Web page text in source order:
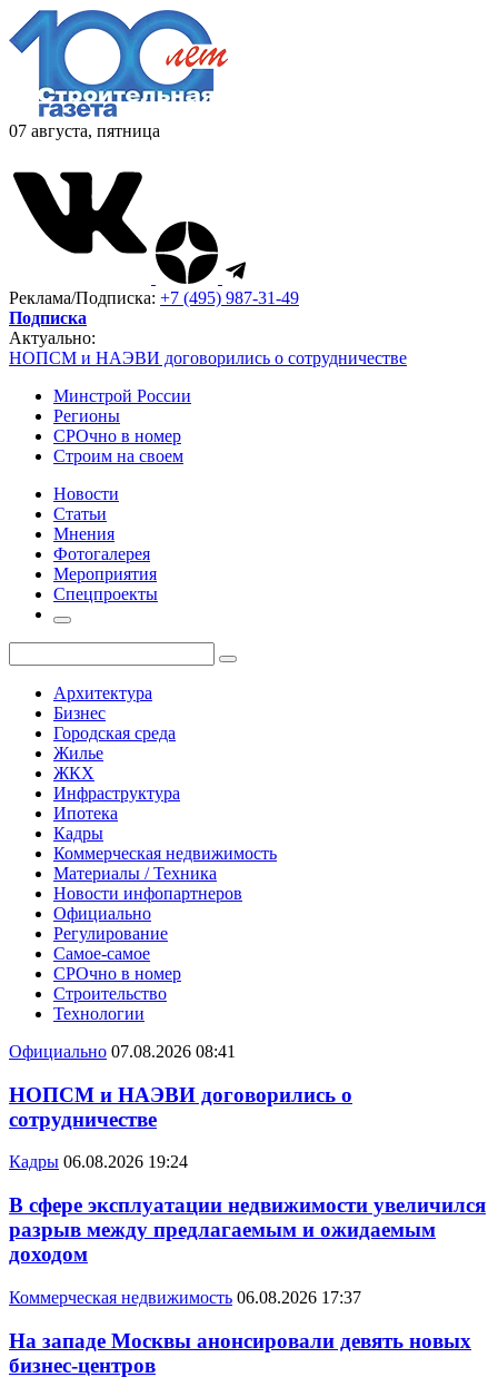
07 августа, пятница
Реклама/Подписка: +7 (495) 987-31-49
Подписка
Актуально:
НОПСМ и НАЭВИ договорились о сотрудничестве
Минстрой России
Регионы
СРОчно в номер
Строим на своем
Новости
Статьи
Мнения
Фотогалерея
Мероприятия
Спецпроекты
Архитектура
Бизнес
Городская среда
Жилье
ЖКХ
Инфраструктура
Ипотека
Кадры
Коммерческая недвижимость
Материалы / Техника
Новости инфопартнеров
Официально
Регулирование
Самое-самое
СРОчно в номер
Строительство
Технологии
Официально 07.08.2026 08:41
НОПСМ и НАЭВИ договорились о
сотрудничестве
Кадры 06.08.2026 19:24
В сфере эксплуатации недвижимости увеличился
разрыв между предлагаемым и ожидаемым
доходом
Коммерческая недвижимость 06.08.2026 17:37
На западе Москвы анонсировали девять новых
бизнес-центров